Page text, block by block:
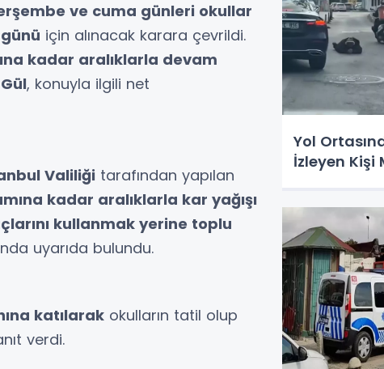
ve cuma günleri okullar
için alınacak karara çevrildi.
kadar aralıklarla devam
, konuyla ilgili net
Valiliği tarafından yapılan
kadar aralıklarla kar yağışı
kullanmak yerine toplu
uyarıda bulundu.
katılarak okulların tatil olup
verdi.
Yol
İzleyen Kişi